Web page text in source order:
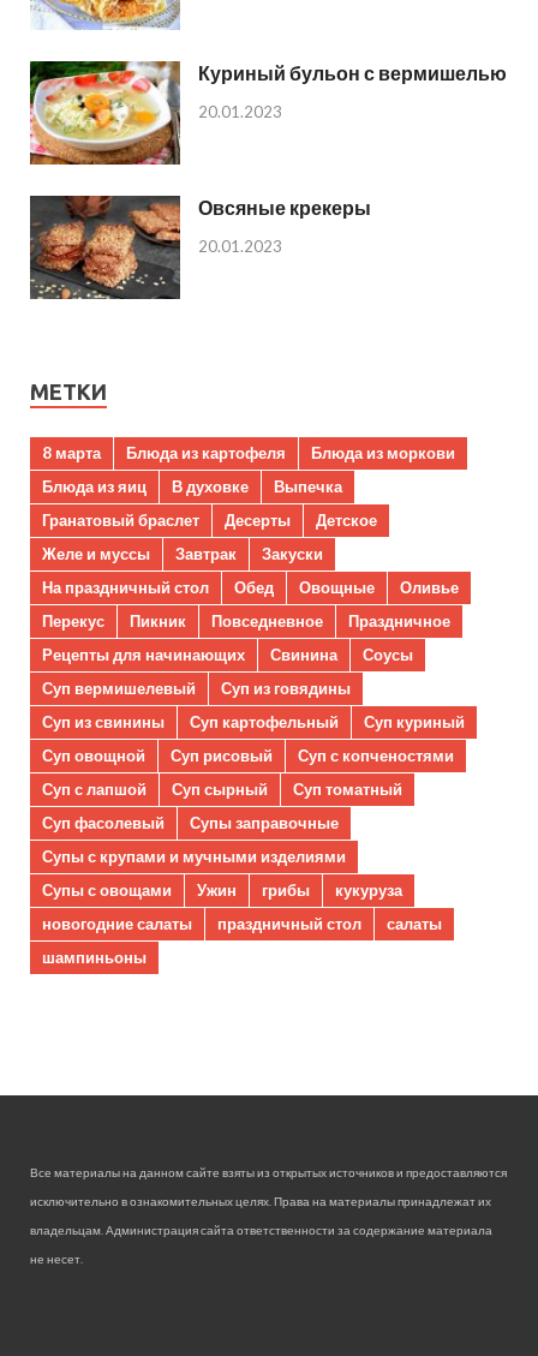
Куриный бульон с вермишелью
20.01.2023
Овсяные крекеры
20.01.2023
МЕТКИ
8 марта Блюда из картофеля
Блюда из моркови
Блюда из яиц
В духовке
Выпечка
Гранатовый браслет
Десерты
Детское
Желе и муссы
Завтрак
Закуски
На праздничный стол
Обед Овощные
Оливье
Перекус
Пикник Повседневное
Праздничное
Рецепты для начинающих
Свинина
Соусы
Суп вермишелевый
Суп из говядины
Суп из свинины
Суп картофельный
Суп куриный
Суп овощной
Суп рисовый
Суп с копченостями
Суп с лапшой
Суп сырный
Суп томатный
Суп фасолевый
Супы заправочные
Супы с крупами и мучными изделиями
Супы с овощами
Ужин грибы
кукуруза
новогодние салаты
праздничный стол
салаты
шампиньоны
Все материалы на данном сайте взяты из открытых источников и предоставляются
исключительно в ознакомительных целях. Права на материалы принадлежат их
владельцам. Администрация сайта ответственности за содержание материала
не несет.